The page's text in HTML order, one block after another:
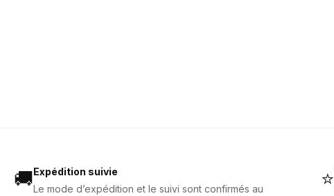
🚚Expédition suivie
Le mode d’expédition et le suivi sont confirmés au
⭐